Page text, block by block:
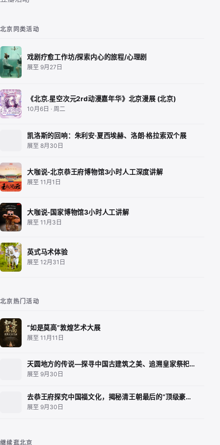
北京同类活动
戏剧疗愈工作坊/探索内心的旅程/心理剧
展至 9月27日
《北京.星空次元2rd动漫嘉年华》北京漫展 (北京)
10月6日 · 周二
凯洛斯的回响：朱利安·夏西埃赫、洛朗·格拉索双个展
展至 8月30日
大咖说-北京恭王府博物馆3小时人工深度讲解
展至 11月1日
大咖说-国家博物馆3小时人工讲解
展至 11月3日
英式马术体验
展至 12月31日
北京热门活动
“如是莫高”敦煌艺术大展
展至 11月11日
天圆地方的传说—探寻中国古建筑之美、追溯皇家祭祀…
展至 9月30日
去恭王府探究中国福文化，揭秘清王朝最后的“顶级豪…